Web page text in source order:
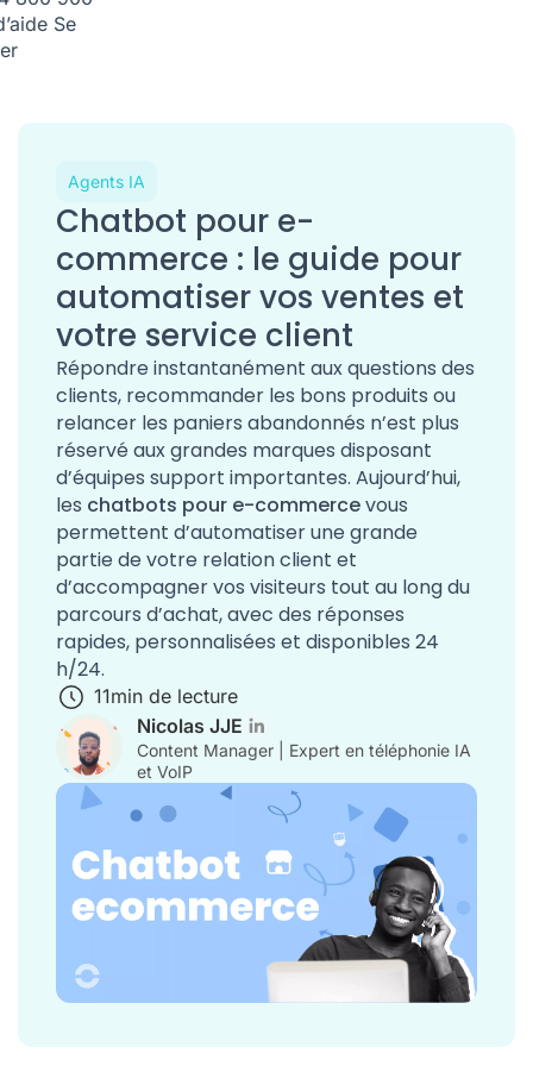
Se
Agents IA
Chatbot pour e-
commerce : le guide pour
automatiser vos ventes et
votre service client
Répondre instantanément aux questions des
clients, recommander les bons produits ou
relancer les paniers abandonnés n’est plus
réservé aux grandes marques disposant
d’équipes support importantes. Aujourd’hui,
les chatbots pour e-commercevous
permettent d’automatiser une grande
partie de votre relation client et
d’accompagner vos visiteurs tout au long du
parcours d’achat, avec des réponses
rapides, personnalisées et disponibles 24
h/24.
11min de lecture
Nicolas JJE
Content Manager | Expert en téléphonie IA
et VoIP